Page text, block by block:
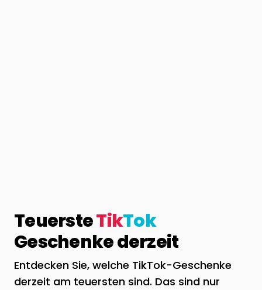
TeuersteTikTok
Geschenke derzeit
Entdecken Sie, welche TikTok-Geschenke
derzeit am teuersten sind. Das sind nur